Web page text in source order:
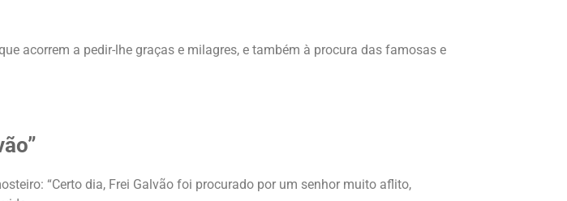
acorrem a pedir-lhe graças e milagres, e também à procura das famosas e
“Certo dia, Frei Galvão foi procurado por um senhor muito aflito,